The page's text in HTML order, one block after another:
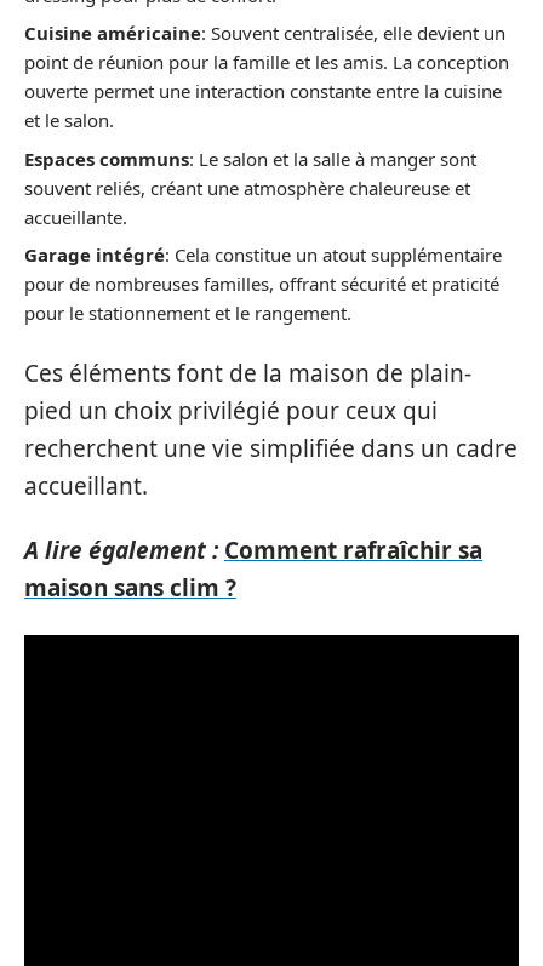
Cuisine américaine: Souvent centralisée, elle devient un
point de réunion pour la famille et les amis. La conception
ouverte permet une interaction constante entre la cuisine
et le salon.
Espaces communs: Le salon et la salle à manger sont
souvent reliés, créant une atmosphère chaleureuse et
accueillante.
Garage intégré: Cela constitue un atout supplémentaire
pour de nombreuses familles, offrant sécurité et praticité
pour le stationnement et le rangement.
Ces éléments font de la maison de plain-
pied un choix privilégié pour ceux qui
recherchent une vie simplifiée dans un cadre
accueillant.
A lire également : Comment rafraîchir sa
maison sans clim ?